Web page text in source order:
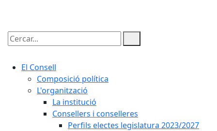
Cercar:
El Consell
Composició política
L'organització
La institució
Consellers i conselleres
Perfils electes legislatura 2023/2027